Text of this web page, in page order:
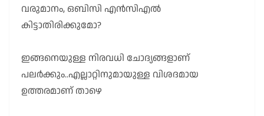
വരുമാനം, ഒബിസി എൻസിഎൽ
കിട്ടാതിരിക്കുമോ?
ഇങ്ങനെയുള്ള നിരവധി ചോദ്യങ്ങളാണ്
പലർക്കും..എല്ലാറ്റിനുമായുള്ള വിശദമായ
ഉത്തരമാണ് താഴെ